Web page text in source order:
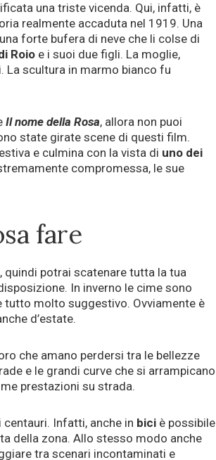
una triste vicenda. Qui, infatti, è
realmente accaduta nel 1919. Una
forte bufera di neve che li colse di
Roio e i suoi due figli. La moglie,
La scultura in marmo bianco fu
Il nome della Rosa, allora non puoi
state girate scene di questi film.
e culmina con la vista di uno dei
compromessa, le sue
fare
, quindi potrai scatenare tutta la tua
In inverno le cime sono
tutto molto suggestivo. Ovviamente è
d’estate.
che amano perdersi tra le bellezze
e le grandi curve che si arrampicano
prestazioni su strada.
centauri. Infatti, anche in bici è possibile
della zona. Allo stesso modo anche
tra scenari incontaminati e